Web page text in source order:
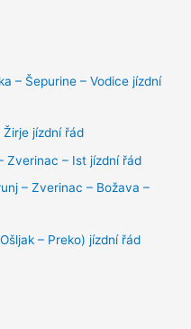
– Šepurine – Vodice jízdní
Žirje jízdní řád
Zverinac – Ist jízdní řád
– Zverinac – Božava –
– Preko) jízdní řád